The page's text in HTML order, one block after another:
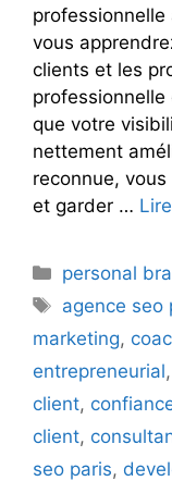
vous
clients et les
que votre
nettement
reconnue,
et garder …
Catégories
personal
Étiquettes
agence seo
marketing,
entrepreneurial,
client,
client,
seo paris,